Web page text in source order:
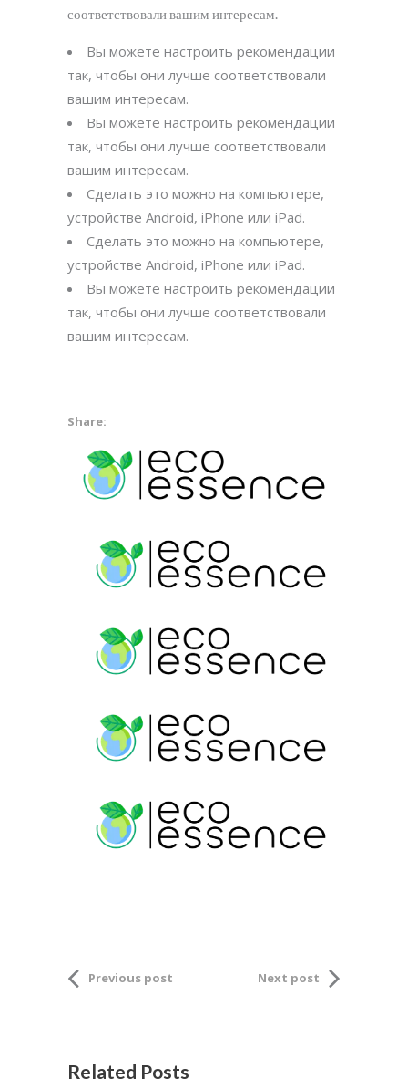
соответствовали вашим интересам.
Вы можете настроить рекомендации
так, чтобы они лучше соответствовали
вашим интересам.
Вы можете настроить рекомендации
так, чтобы они лучше соответствовали
вашим интересам.
Сделать это можно на компьютере,
устройстве Android, iPhone или iPad.
Сделать это можно на компьютере,
устройстве Android, iPhone или iPad.
Вы можете настроить рекомендации
так, чтобы они лучше соответствовали
вашим интересам.
Share:
Previous post Next post
Related Posts